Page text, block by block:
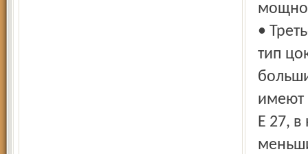
•
тип
имеют
Е 27,